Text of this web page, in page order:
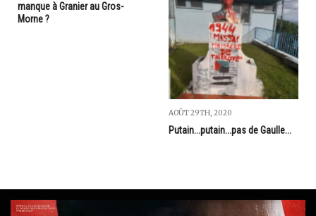
manque à Granier au Gros-
Morne ?
AOÛT 29TH, 2020
Putain...putain...pas de Gaulle...